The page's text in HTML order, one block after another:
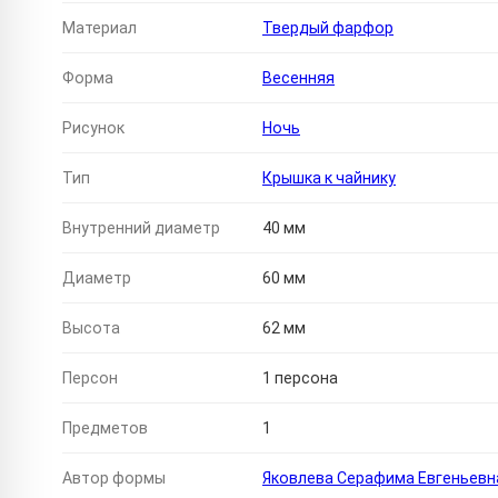
Материал Твердый фарфор
Форма Весенняя
Рисунок Ночь
Тип Крышка к чайнику
Внутренний диаметр 40 мм
Диаметр 60 мм
Высота 62 мм
Персон 1 персона
Предметов 1
Автор формы Яковлева Серафима